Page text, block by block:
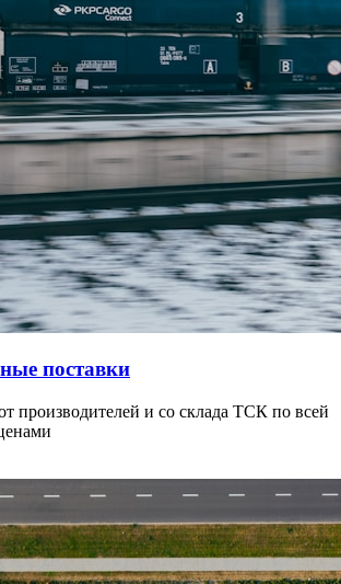
поставки
производителей и со склада ТСК по всей